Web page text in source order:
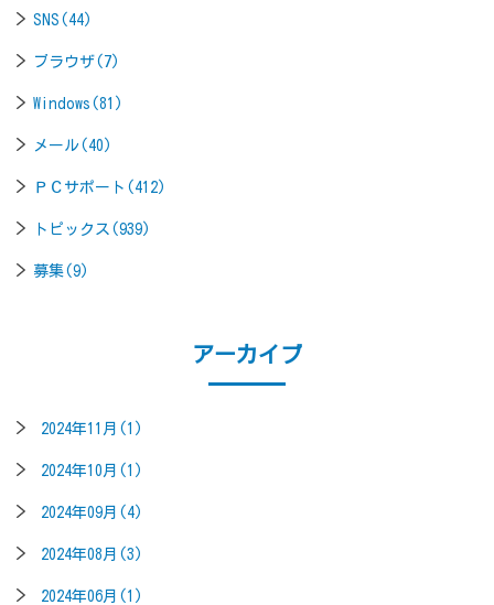
SNS(44)
ブラウザ(7)
Windows(81)
メール(40)
ＰＣサポート(412)
トピックス(939)
募集(9)
アーカイブ
2024年11月(1)
2024年10月(1)
2024年09月(4)
2024年08月(3)
2024年06月(1)